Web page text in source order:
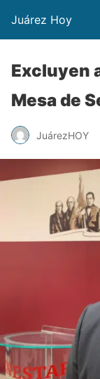
Juárez Hoy
Excluyen
Mesa de
JuárezHOY